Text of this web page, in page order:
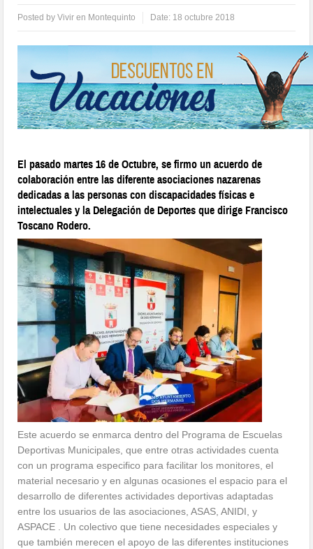
Posted byVivir en Montequinto Date: 18 octubre 2018
El pasado martes 16 de Octubre, se firmo un acuerdo de
colaboración entre las diferente asociaciones nazarenas
dedicadas a las personas con discapacidades físicas e
intelectuales y la Delegación de Deportes que dirige Francisco
Toscano Rodero.
Este acuerdo se enmarca dentro del Programa de Escuelas
Deportivas Municipales, que entre otras actividades cuenta
con un programa especifico para facilitar los monitores, el
material necesario y en algunas ocasiones el espacio para el
desarrollo de diferentes actividades deportivas adaptadas
entre los usuarios de las asociaciones, ASAS, ANIDI, y
ASPACE . Un colectivo que tiene necesidades especiales y
que también merecen el apoyo de las diferentes instituciones